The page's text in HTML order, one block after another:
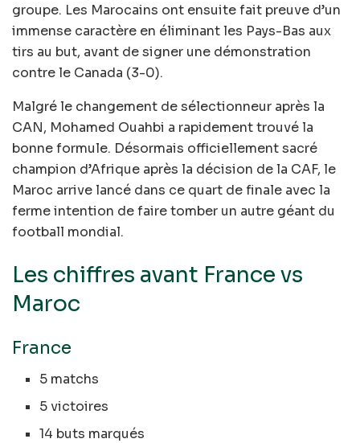
groupe. Les Marocains ont ensuite fait preuve d’un
immense caractère en éliminant les Pays-Bas aux
tirs au but, avant de signer une démonstration
contre le Canada (3-0).
Malgré le changement de sélectionneur après la
CAN, Mohamed Ouahbi a rapidement trouvé la
bonne formule. Désormais officiellement sacré
champion d’Afrique après la décision de la CAF, le
Maroc arrive lancé dans ce quart de finale avec la
ferme intention de faire tomber un autre géant du
football mondial.
Les chiffres avant France vs
Maroc
France
5 matchs
5 victoires
14 buts marqués